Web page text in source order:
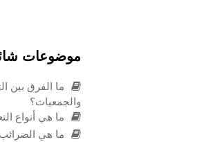
موضوعات
ما الفرق بين
والجمعيات؟
ما هي أنواع
ما هي